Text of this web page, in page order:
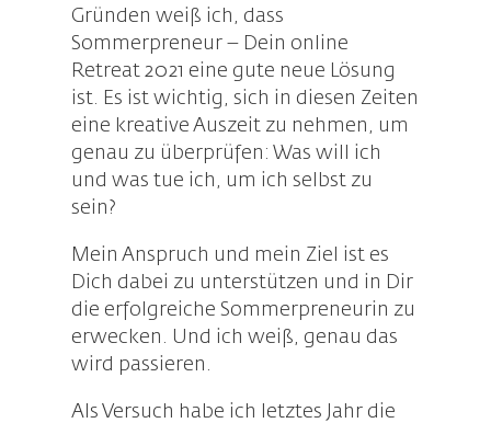
Gründen weiß ich, dass
Sommerpreneur – Dein online
Retreat 2021 eine gute neue Lösung
ist. Es ist wichtig, sich in diesen Zeiten
eine kreative Auszeit zu nehmen, um
genau zu überprüfen: Was will ich
und was tue ich, um ich selbst zu
sein?
Mein Anspruch und mein Ziel ist es
Dich dabei zu unterstützen und in Dir
die erfolgreiche Sommerpreneurin zu
erwecken. Und ich weiß, genau das
wird passieren.
Als Versuch habe ich letztes Jahr die